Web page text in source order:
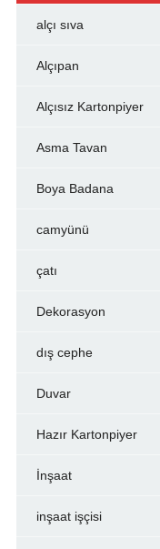
alçı sıva
Alçıpan
Alçısız Kartonpiyer
Asma Tavan
Boya Badana
camyünü
çatı
Dekorasyon
dış cephe
Duvar
Hazır Kartonpiyer
İnşaat
inşaat işçisi